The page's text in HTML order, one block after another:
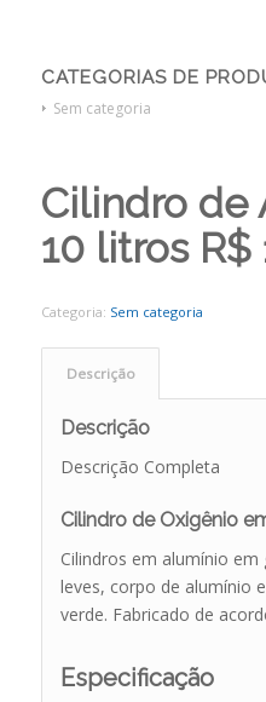
CATEGORIAS DE
Sem categoria
Cilindro de
10 litros R$
Categoria: Sem categoria
Descrição
Descrição
Descrição Completa
Cilindro de Oxigênio
Cilindros em alumínio em
leves, corpo de alumínio
verde. Fabricado de
Especificação